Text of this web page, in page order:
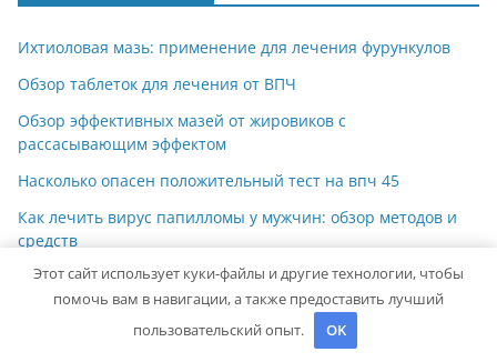
Ихтиоловая мазь: применение для лечения фурункулов
Обзор таблеток для лечения от ВПЧ
Обзор эффективных мазей от жировиков с
рассасывающим эффектом
Насколько опасен положительный тест на впч 45
Как лечить вирус папилломы у мужчин: обзор методов и
средств
Этот сайт использует куки-файлы и другие технологии, чтобы
помочь вам в навигации, а также предоставить лучший
пользовательский опыт.
OK